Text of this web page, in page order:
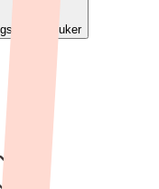
8-12 uker